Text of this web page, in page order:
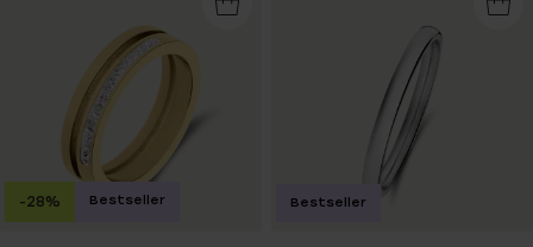
-28% Bestseller Bestseller